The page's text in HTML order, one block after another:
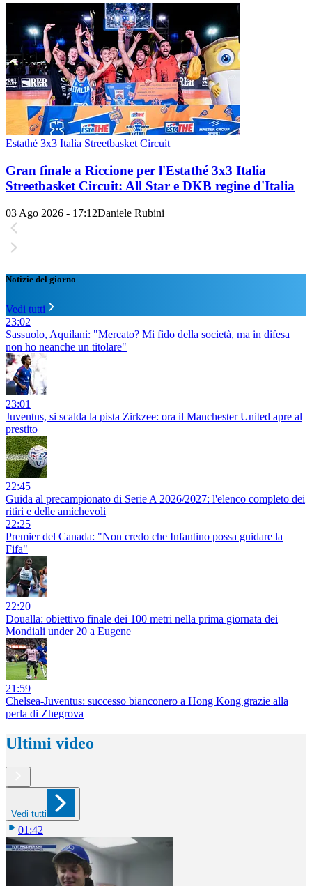
Estathé 3x3 Italia Streetbasket Circuit
Gran finale a Riccione per l'Estathé 3x3 Italia
Streetbasket Circuit: All Star e DKB regine d'Italia
03 Ago 2026 - 17:12Daniele Rubini
Notizie del giorno
Vedi tutti
23:02
Sassuolo, Aquilani: "Mercato? Mi fido della società, ma in difesa
non ho neanche un titolare"
23:01
Juventus, si scalda la pista Zirkzee: ora il Manchester United apre al
prestito
22:45
Guida al precampionato di Serie A 2026/2027: l'elenco completo dei
ritiri e delle amichevoli
22:25
Premier del Canada: "Non credo che Infantino possa guidare la
Fifa"
22:20
Doualla: obiettivo finale dei 100 metri nella prima giornata dei
Mondiali under 20 a Eugene
21:59
Chelsea-Juventus: successo bianconero a Hong Kong grazie alla
perla di Zhegrova
Ultimi video
Vedi tutti
01:42